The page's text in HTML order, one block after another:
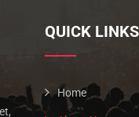
QUICK LINKS
Home